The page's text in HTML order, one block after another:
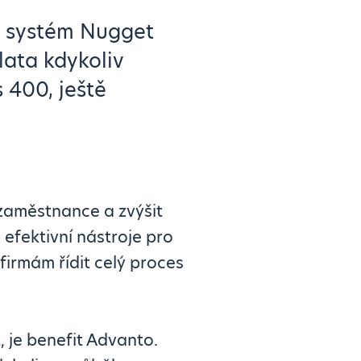
Nugget
kdykoliv
400, ještě
a zvýšit
efektivní nástroje pro
řídit celý proces
je benefit Advanto.